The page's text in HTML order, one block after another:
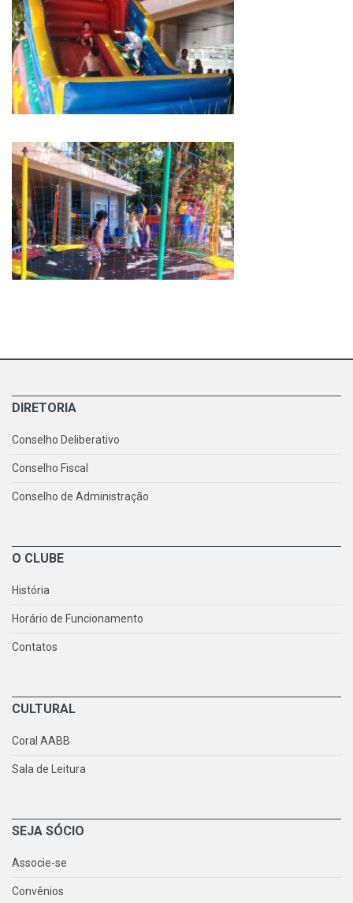
DIRETORIA
Conselho Deliberativo
Conselho Fiscal
Conselho de Administração
O CLUBE
História
Horário de Funcionamento
Contatos
CULTURAL
Coral AABB
Sala de Leitura
SEJA SÓCIO
Associe-se
Convênios